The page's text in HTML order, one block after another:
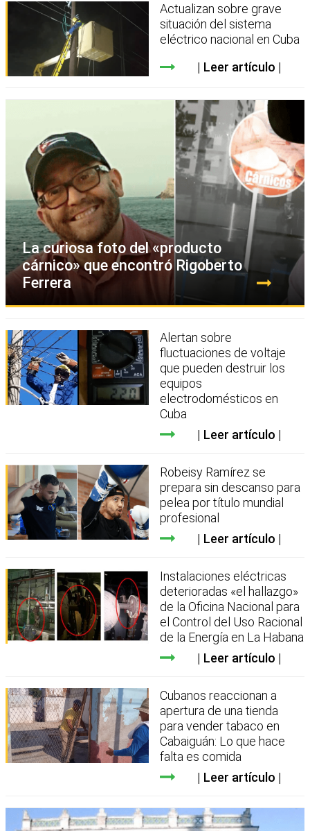
Actualizan sobre grave
situación del sistema
eléctrico nacional en Cuba
Leer artículo
La curiosa foto del «producto
cárnico» que encontró Rigoberto
Ferrera
Alertan sobre
fluctuaciones de voltaje
que pueden destruir los
equipos
electrodomésticos en
Cuba
Leer artículo
Robeisy Ramírez se
prepara sin descanso para
pelea por título mundial
profesional
Leer artículo
Instalaciones eléctricas
deterioradas «el hallazgo»
de la Oficina Nacional para
el Control del Uso Racional
de la Energía en La Habana
Leer artículo
Cubanos reaccionan a
apertura de una tienda
para vender tabaco en
Cabaiguán: Lo que hace
falta es comida
Leer artículo